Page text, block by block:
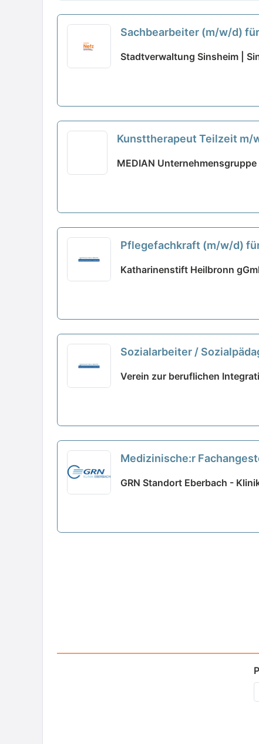
Sachbearbeiter (m/w/d)
Stadtverwaltung Sinsheim |
Kunsttherapeut Teilzeit m/
MEDIAN Unternehmensgruppe
Pflegefachkraft (m/w/d)
Katharinenstift Heilbronn
Sozialarbeiter /
Verein zur beruflichen
Medizinische:r
GRN Standort Eberbach -